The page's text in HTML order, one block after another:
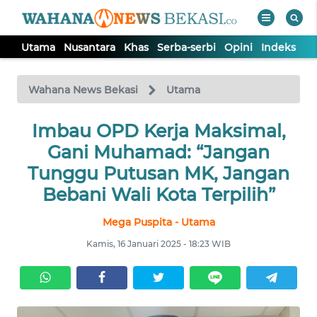
Utama Nusantara Khas Serba-serbi Opini Indeks
Wahana News Bekasi Utama
Imbau OPD Kerja Maksimal,
Gani Muhamad: “Jangan
Tunggu Putusan MK, Jangan
Bebani Wali Kota Terpilih”
Mega Puspita - Utama
Kamis, 16 Januari 2025 - 18:23 WIB
TV
Tutup
UTAMA
NUSANTARA
SERBI
OPINI